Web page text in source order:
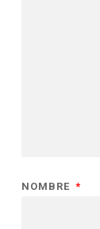
NOMBRE *